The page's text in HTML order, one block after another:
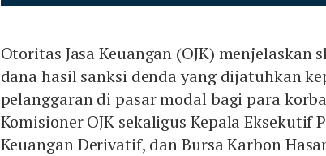
Otoritas Jasa Keuangan (OJK) menjelaskan
dana hasil sanksi denda yang dijatuhkan
pelanggaran di pasar modal bagi para
Komisioner OJK sekaligus Kepala Eksekutif
Keuangan Derivatif, dan Bursa Karbon